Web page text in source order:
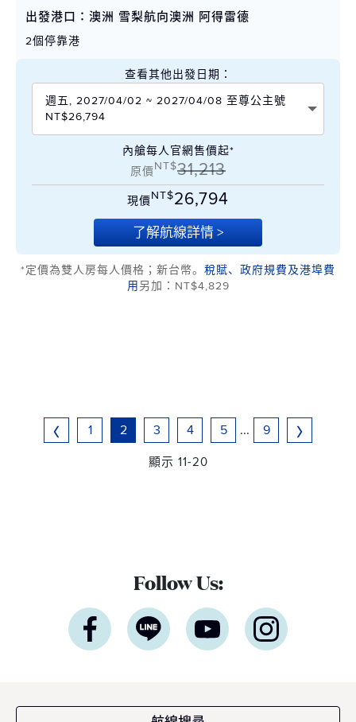
出發港口：澳洲 雪梨航向澳洲 阿得雷德
2個停靠港
查看其他出發日期：
週五, 2027/04/02 ~ 2027/04/08 至尊公主號
NT$26,794
內艙每人官網售價起*
原價NT$31,213
現價NT$26,794
了解航線詳情 >
*定價為雙人房每人價格；新台幣。 稅賦、政府規費及港埠費
用 另加：NT$4,829
1 2 3 4 5 ... 9
顯示 11-20
Follow Us: